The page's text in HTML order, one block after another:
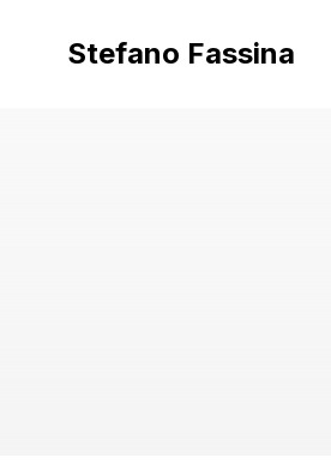
contenutoStefano Fassina